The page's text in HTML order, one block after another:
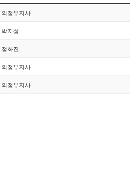
의정부지사
박지성
정화진
의정부지사
의정부지사